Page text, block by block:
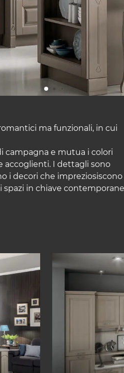
ma funzionali, in cui
campagna e mutua i colori
accoglienti. I dettagli sono
i decori che impreziosiscono
in chiave